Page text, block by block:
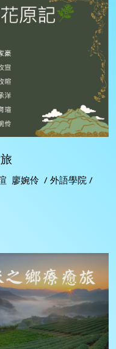
廖婉伶 / 外語學院 /